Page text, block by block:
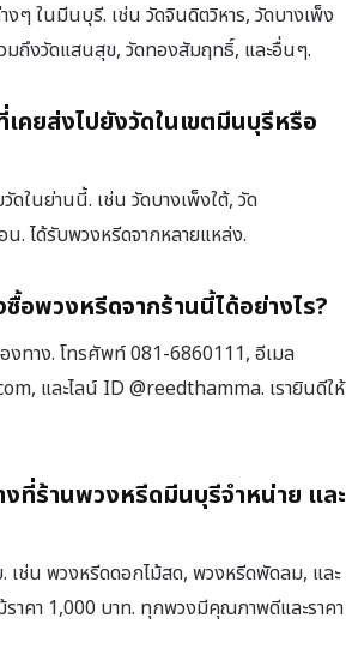
งๆ ในมีนบุรี. เช่น วัดจินดิตวิหาร, วัดบางเพ็ง
มถึงวัดแสนสุข, วัดทองสัมฤทธิ์, และอื่นๆ.
คยส่งไปยังวัดในเขตมีนบุรีหรือ
ดในย่านนี้. เช่น วัดบางเพ็งใต้, วัด
น. ได้รับพวงหรีดจากหลายแหล่ง.
อพวงหรีดจากร้านนี้ได้อย่างไร?
องทาง. โทรศัพท์ 081-6860111, อีเมล
และไลน์ ID @reedthamma. เรายินดีให้
ที่ร้านพวงหรีดมีนบุรีจำหน่าย และ
เช่น พวงหรีดดอกไม้สด, พวงหรีดพัดลม, และ
าคา 1,000 บาท. ทุกพวงมีคุณภาพดีและราคา